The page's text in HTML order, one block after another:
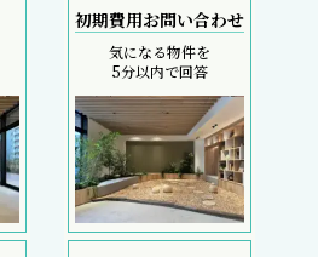
初期費用お問い合わせ
気になる物件を
5分以内で回答